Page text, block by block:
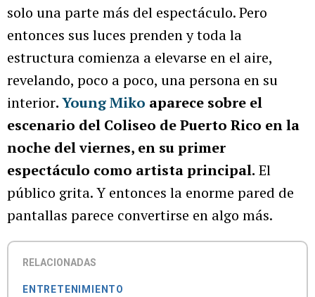
solo una parte más del espectáculo. Pero
entonces sus luces prenden y toda la
estructura comienza a elevarse en el aire,
revelando, poco a poco, una persona en su
interior.Young Miko aparece sobre el
escenario del Coliseo de Puerto Rico en la
noche del viernes, en su primer
espectáculo como artista principal. El
público grita. Y entonces la enorme pared de
pantallas parece convertirse en algo más.
RELACIONADAS
ENTRETENIMIENTO